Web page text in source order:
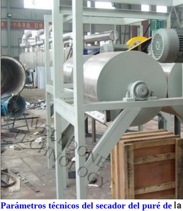
Parámetros técnicos del secador del puré de la